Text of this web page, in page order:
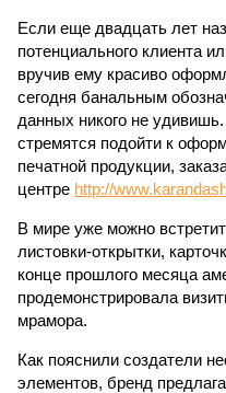
Если еще двадцать лет
потенциального клиента
вручив ему красиво
сегодня банальным
данных никого не
стремятся подойти к
печатной продукции,
центре http://
В мире уже можно
листовки-открытки,
конце прошлого месяца
продемонстрировала
мрамора.
Как пояснили создатели
элементов, бренд